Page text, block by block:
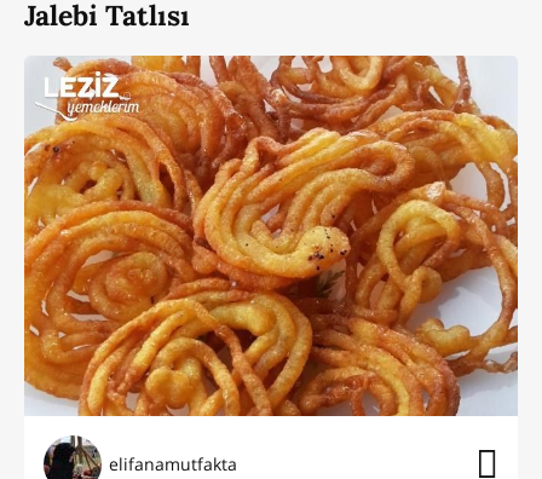
Jalebi Tatlısı
elifanamutfakta